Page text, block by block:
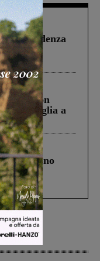
la scadenza
“Un
Castiglion
la figlia a
morirono
il
tir....